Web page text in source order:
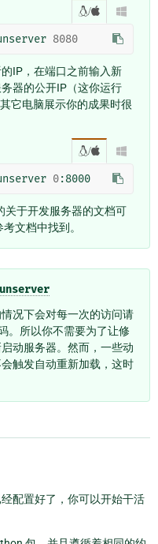
/ 
8080
IP，在端口之前输入新
器的公开IP（这你运行
它电脑展示你的成果时很
/ 
0
关于开发服务器的文档可
考文档中找到。
况下会对每一次的访问请
。所以你不需要为了让修
动服务器。然而，一些动
触发自动重新加载，这时
配置好了，你可以开始干活